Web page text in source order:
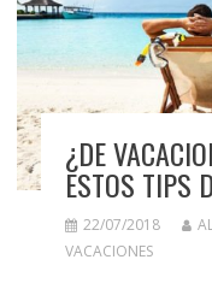
¿DE
ESTOS TIPS
22/07/2018
VACACIONES